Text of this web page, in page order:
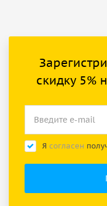
скидку 5%
Я согласен